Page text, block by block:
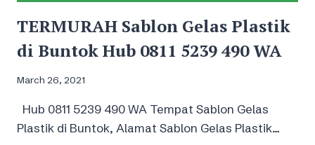
TERMURAH Sablon Gelas Plastik
di Buntok Hub 0811 5239 490 WA
March 26, 2021
Hub 0811 5239 490 WA Tempat Sablon Gelas
Plastik di Buntok, Alamat Sablon Gelas Plastik…